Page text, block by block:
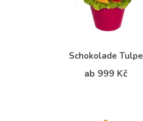
Schokolade Tulpe
ab 999 Kč